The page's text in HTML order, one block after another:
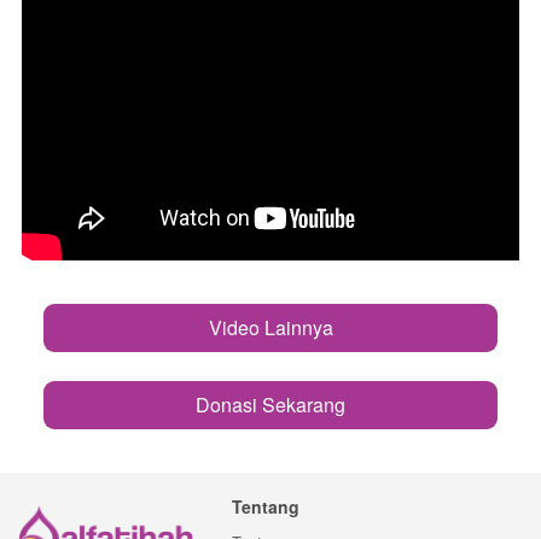
`
Video Lainnya
`Donasi Sekarang
Tentang